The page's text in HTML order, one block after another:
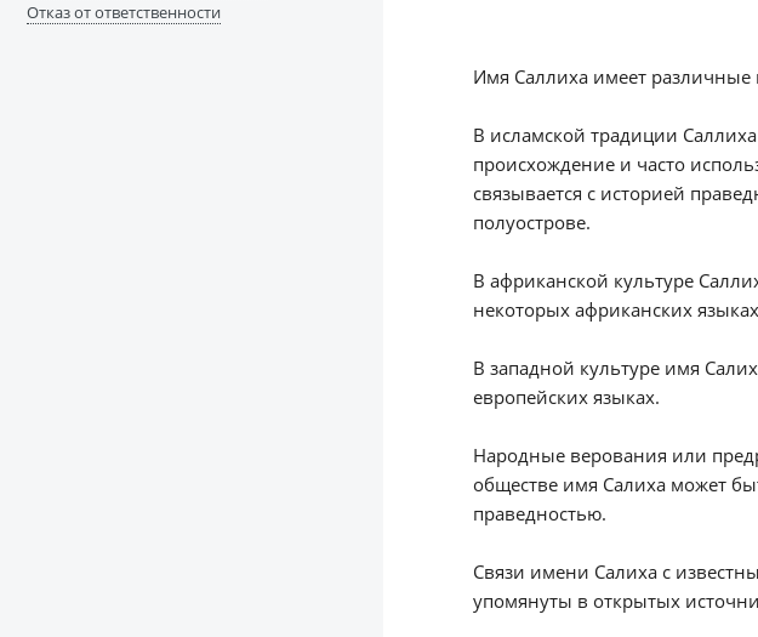
Имя Саллиха имеет различные
В исламской традиции
происхождение и часто
связывается с историей
полуострове.
В африканской культуре
некоторых африканских
В западной культуре имя
европейских языках.
Народные верования или
обществе имя Салиха может
праведностью.
Связи имени Салиха с
упомянуты в открытых
Отказ от ответственности